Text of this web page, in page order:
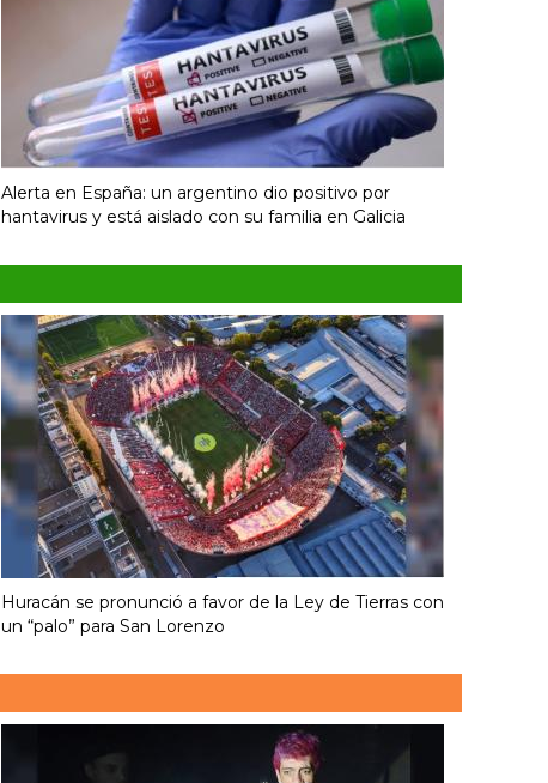
Alerta en España: un argentino dio positivo por
hantavirus y está aislado con su familia en Galicia
Huracán se pronunció a favor de la Ley de Tierras con
un “palo” para San Lorenzo